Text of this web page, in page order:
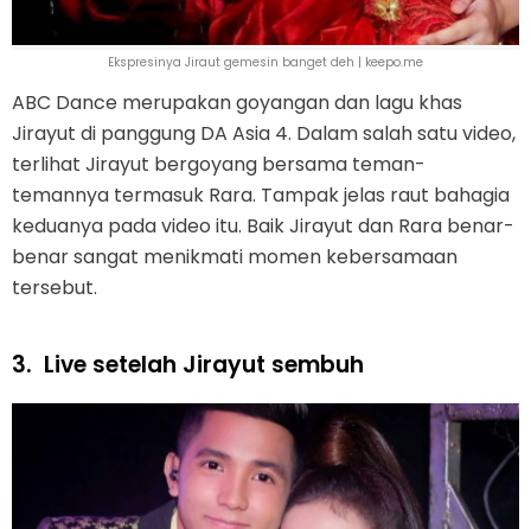
Ekspresinya Jiraut gemesin banget deh | keepo.me
ABC Dance merupakan goyangan dan lagu khas
Jirayut di panggung DA Asia 4. Dalam salah satu video,
terlihat Jirayut bergoyang bersama teman-
temannya termasuk Rara. Tampak jelas raut bahagia
keduanya pada video itu. Baik Jirayut dan Rara benar-
benar sangat menikmati momen kebersamaan
tersebut.
3. Live setelah Jirayut sembuh